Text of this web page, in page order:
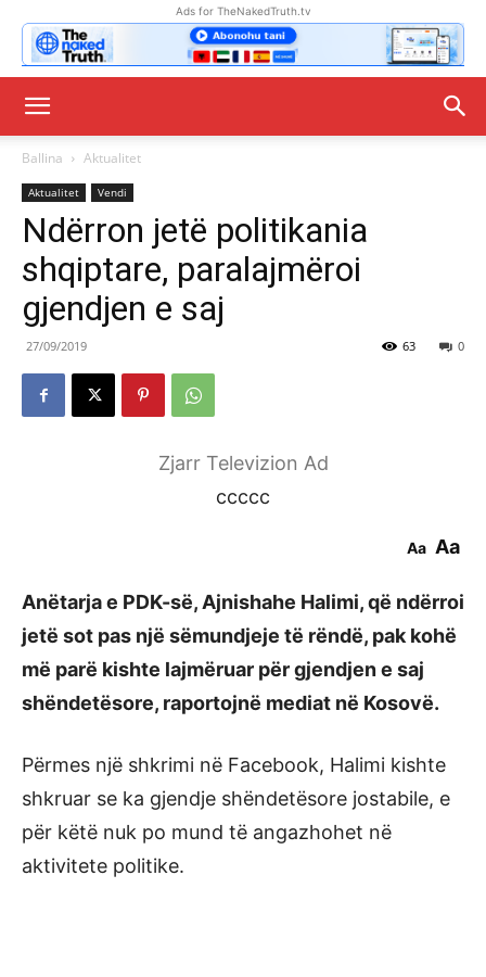
Ads for TheNakedTruth.tv
Ballina Aktualitet
Aktualitet Vendi
Ndërron jetë politikania
shqiptare, paralajmëroi
gjendjen e saj
27/09/2019 0
63
Zjarr Televizion Ad
ccccc
Aa Aa
Anëtarja e PDK-së, Ajnishahe Halimi, që ndërroi
jetë sot pas një sëmundjeje të rëndë, pak kohë
më parë kishte lajmëruar për gjendjen e saj
shëndetësore, raportojnë mediat në Kosovë.
Përmes një shkrimi në Facebook, Halimi kishte
shkruar se ka gjendje shëndetësore jostabile, e
për këtë nuk po mund të angazhohet në
aktivitete politike.